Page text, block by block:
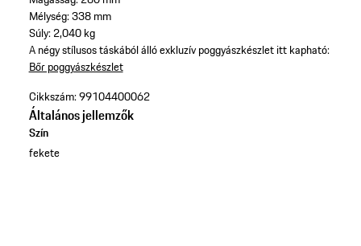
Mélység: 338 mm
Súly: 2,040 kg
A négy stílusos táskából álló exkluzív poggyászkészlet itt kapható:
Bőr poggyászkészlet
Cikkszám:99104400062
Általános jellemzők
Szín
fekete